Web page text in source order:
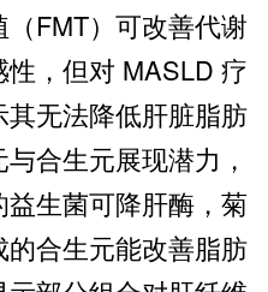
FMT）可改善代谢
，但对 MASLD 疗
无法降低肝脏脂肪
合生元展现潜力，
生菌可降肝酶，菊
合生元能改善脂肪